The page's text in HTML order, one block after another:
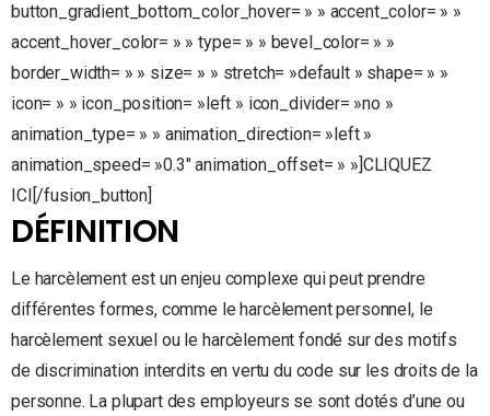
button_gradient_bottom_color_hover= » » accent_color= » »
accent_hover_color= » » type= » » bevel_color= » »
border_width= » » size= » » stretch= »default » shape= » »
icon= » » icon_position= »left » icon_divider= »no »
animation_type= » » animation_direction= »left »
animation_speed= »0.3″ animation_offset= » »]CLIQUEZ
ICI[/fusion_button]
DÉFINITION
Le harcèlement est un enjeu complexe qui peut prendre
différentes formes, comme le harcèlement personnel, le
harcèlement sexuel ou le harcèlement fondé sur des motifs
de discrimination interdits en vertu du code sur les droits de la
personne. La plupart des employeurs se sont dotés d’une ou